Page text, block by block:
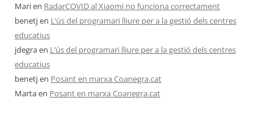
Marien RadarCOVID al Xiaomi no funciona correctament
benetjen L’ús del programari lliure per a la gestió dels centres
educatius
jdegraen L’ús del programari lliure per a la gestió dels centres
educatius
benetjen Posant en marxa Coanegra.cat
Martaen Posant en marxa Coanegra.cat